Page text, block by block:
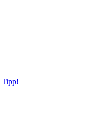
Tipp!